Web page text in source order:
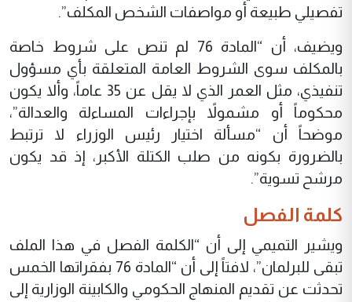
تفصيلي طبيعة أو مواصفات الشخص المكلف”.
ويضيف، أن “المادة 76 لم تنص على شروط خاصة
بالمكلف سوى الشروط العامة المتعلقة بأي مسؤول
تنفيذي، مثل العمر الذي لا يقل عن 35 عاماً، وألا يكون
محكوماً أو مشمولاً بإجراءات المساءلة والعدالة”،
موضحاً أن “مسألة اختيار رئيس الوزراء لا ترتبط
بالضرورة بكونه من صلب الكتلة الأكبر، إذ قد يكون
مرشح تسوية”.
كلمة الفصل
ويشير التميمي إلى أن “الكلمة الفصل في هذا الملف
تبقى للبرلمان”، لافتاً إلى أن “المادة 76 بفقراتها الخمس
تحدثت عن تقديم المنهاج الحكومي والكابينة الوزارية إلى